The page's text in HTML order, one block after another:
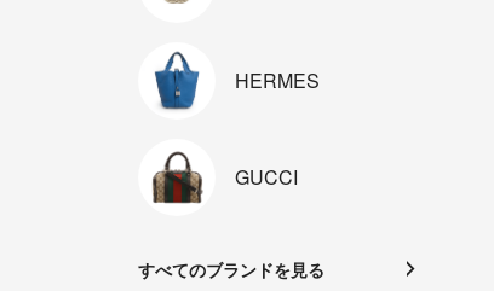
HERMES
GUCCI
すべてのブランドを見る